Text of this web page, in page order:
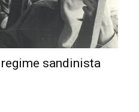
sandinista